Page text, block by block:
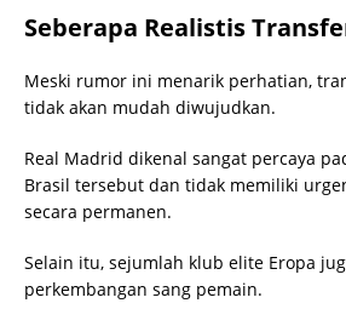
Seberapa Realistis
Meski rumor ini menarik perhatian,
tidak akan mudah diwujudkan.
Real Madrid dikenal sangat percaya
Brasil tersebut dan tidak memiliki
secara permanen.
Selain itu, sejumlah klub elite Eropa
perkembangan sang pemain.